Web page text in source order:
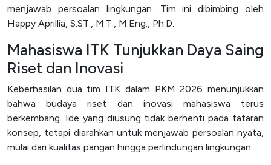
menjawab persoalan lingkungan. Tim ini dibimbing oleh
Happy Aprillia, S.ST., M.T., M.Eng., Ph.D.
Mahasiswa ITK Tunjukkan Daya Saing
Riset dan Inovasi
Keberhasilan dua tim ITK dalam PKM 2026 menunjukkan
bahwa budaya riset dan inovasi mahasiswa terus
berkembang. Ide yang diusung tidak berhenti pada tataran
konsep, tetapi diarahkan untuk menjawab persoalan nyata,
mulai dari kualitas pangan hingga perlindungan lingkungan.